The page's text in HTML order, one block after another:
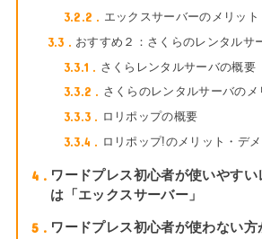
3.2.2 エックスサーバーのメリット
3.3 おすすめ２：さくらのレンタルサ
3.3.1 さくらレンタルサーバの概要
3.3.2 さくらのレンタルサーバのメ
3.3.3 ロリポップの概要
3.3.4 ロリポップ!のメリット・デメ
4
ワードプレス初心者が使いやす
は「エックスサーバー」
5
ワードプレス初心者が使わない